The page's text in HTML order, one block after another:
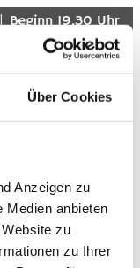
Über Cookies
Anzeigen zu
Medien anbieten
zu
zu Ihrer
Beginn 19.30 Uhr